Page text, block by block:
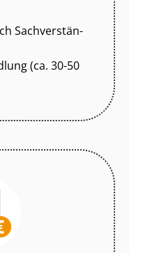
Sach­ver­stän­
(ca. 30-50